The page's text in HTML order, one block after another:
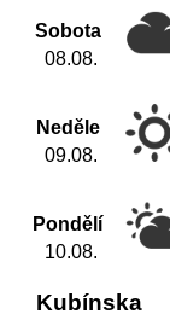
Sobota
08.08.
Neděle
09.08.
Pondělí
10.08.
Kubínska